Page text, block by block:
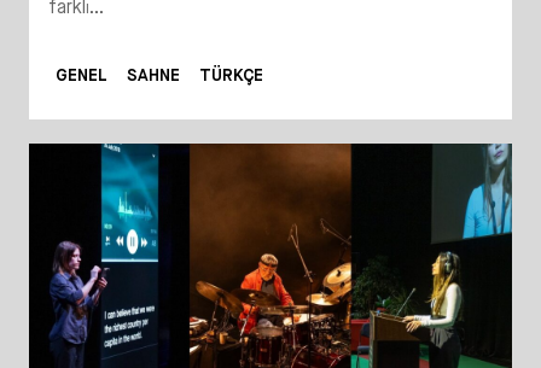
farklı...
GENEL SAHNE TÜRKÇE